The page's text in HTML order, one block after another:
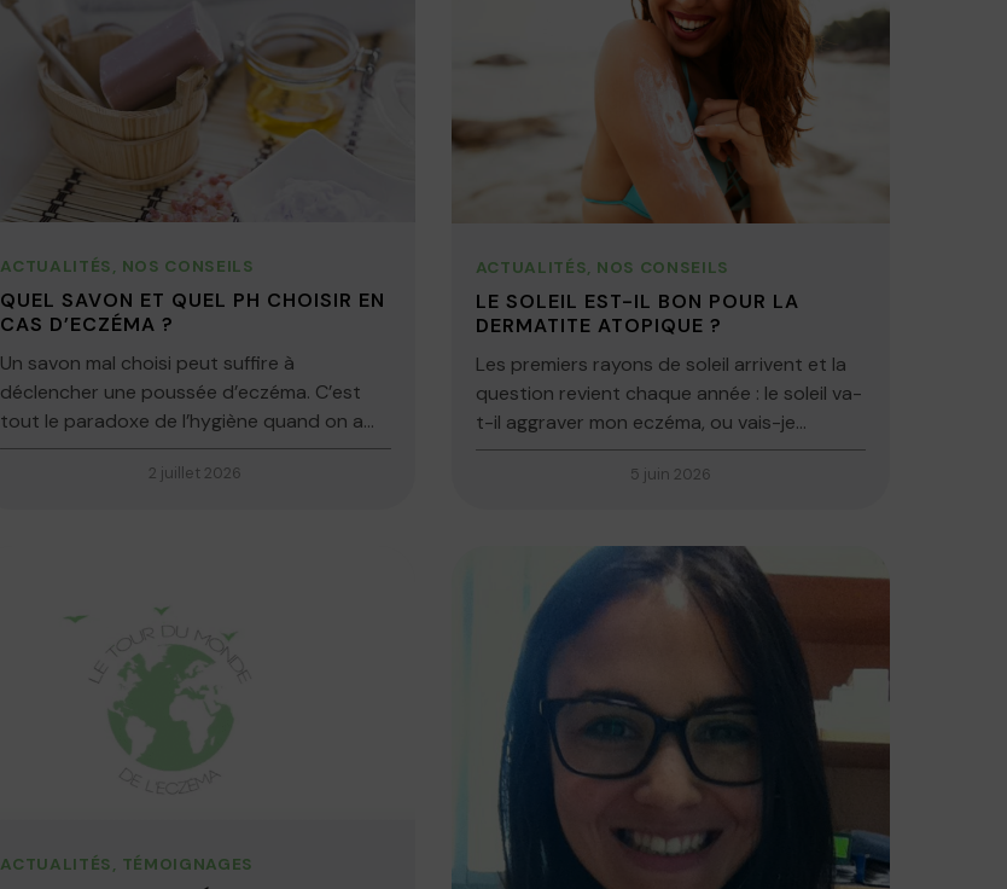
ACTUALITÉS, NOS CONSEILS
QUEL SAVON ET QUEL PH CHOISIR EN
CAS D’ECZÉMA ?
Un savon mal choisi peut suffire à
déclencher une poussée d’eczéma. C’est
tout le paradoxe de l’hygiène quand on a...
2 juillet 2026
ACTUALITÉS, NOS CONSEILS
LE SOLEIL EST-IL BON POUR LA
DERMATITE ATOPIQUE ?
Les premiers rayons de soleil arrivent et la
question revient chaque année : le soleil va-
t-il aggraver mon eczéma, ou vais-je...
5 juin 2026
ACTUALITÉS, TÉMOIGNAGES